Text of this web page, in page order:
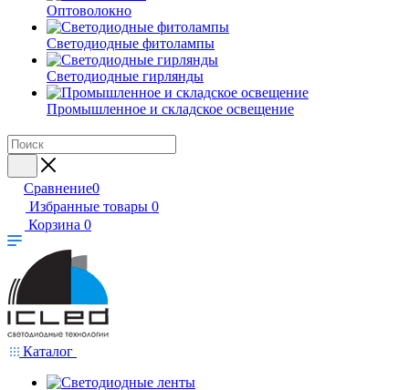
Оптоволокно
Светодиодные фитолампы
Светодиодные гирлянды
Промышленное и складское освещение
Сравнение0
Избранные товары 0
Корзина 0
Каталог